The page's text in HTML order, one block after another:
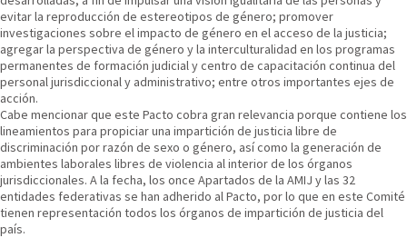
evitar la reproducción de estereotipos de género; promover
investigaciones sobre el impacto de género en el acceso de la justicia;
agregar la perspectiva de género y la interculturalidad en los programas
permanentes de formación judicial y centro de capacitación continua del
personal jurisdiccional y administrativo; entre otros importantes ejes de
acción.
Cabe mencionar que este Pacto cobra gran relevancia porque contiene los
lineamientos para propiciar una impartición de justicia libre de
discriminación por razón de sexo o género, así como la generación de
ambientes laborales libres de violencia al interior de los órganos
jurisdiccionales. A la fecha, los once Apartados de la AMIJ y las 32
entidades federativas se han adherido al Pacto, por lo que en este Comité
tienen representación todos los órganos de impartición de justicia del
país.